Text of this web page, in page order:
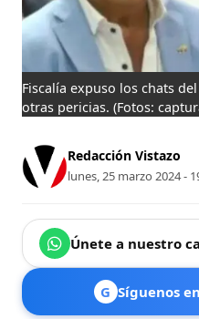
Fiscalía expuso los chats
otras pericias.(Fotos:
Redacción Vistazo
lunes, 25 marzo 2024 -
Únete a nuestro
G Síguenos